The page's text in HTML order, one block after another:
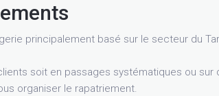
principalement basé sur le secteur du
soit en passages systématiques ou sur
organiser le rapatriement.